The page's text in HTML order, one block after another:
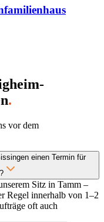
.
vor dem
einen Termin für
Sitz in Tamm –
Regel innerhalb von 1–2
oft auch